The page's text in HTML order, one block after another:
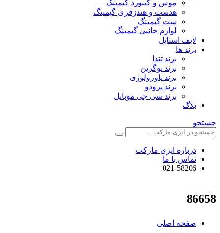
موس و کیبورد گیمینگ
هدست و هندزفری گیمینگ
ست گیمینگ
لوازم جانبی گیمینگ
لایف استایل
برند ها
برند تندا
برند یوگرین
برند پاورولوژی
برند پرودو
برند سی جی موبایل
بلاگ
جستجو
درباره ایزی مارکت
تماس با ما
021-58206
86658
صفحه اصلی